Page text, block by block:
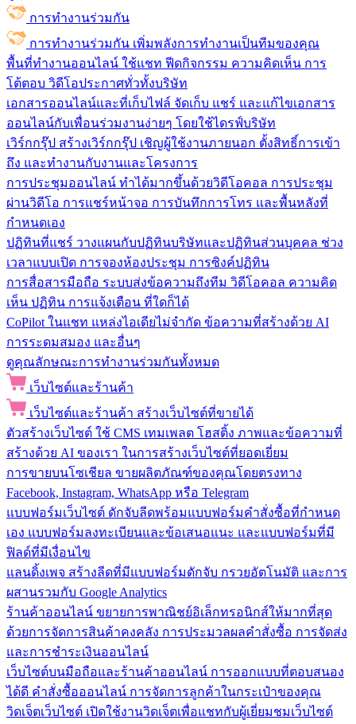
การทำงานร่วมกัน
การทำงานร่วมกัน เพิ่มพลังการทำงานเป็นทีมของคุณ
พื้นที่ทำงานออนไลน์ ใช้แชท ฟีดกิจกรรม ความคิดเห็น การ
โต้ตอบ วิดีโอประกาศทั่วทั้งบริษัท
เอกสารออนไลน์และที่เก็บไฟล์ จัดเก็บ แชร์ และแก้ไขเอกสาร
ออนไลน์กับเพื่อนร่วมงานง่ายๆ โดยใช้ไดรฟ์บริษัท
เวิร์กกรุ๊ป สร้างเวิร์กกรุ๊ป เชิญผู้ใช้งานภายนอก ตั้งสิทธิ์การเข้า
ถึง และทำงานกับงานและโครงการ
การประชุมออนไลน์ ทำได้มากขึ้นด้วยวิดีโอคอล การประชุม
ผ่านวิดีโอ การแชร์หน้าจอ การบันทึกการโทร และพื้นหลังที่
กำหนดเอง
ปฏิทินที่แชร์ วางแผนกับปฏิทินบริษัทและปฏิทินส่วนบุคคล ช่วง
เวลาแบบเปิด การจองห้องประชุม การซิงค์ปฏิทิน
การสื่อสารมือถือ ระบบส่งข้อความถึงทีม วิดีโอคอล ความคิด
เห็น ปฏิทิน การแจ้งเตือน ที่ใดก็ได้
CoPilot ในแชท แหล่งไอเดียไม่จำกัด ข้อความที่สร้างด้วย AI
การระดมสมอง และอื่นๆ
ดูคุณลักษณะการทำงานร่วมกันทั้งหมด
เว็บไซต์และร้านค้า
เว็บไซต์และร้านค้า สร้างเว็บไซต์ที่ขายได้
ตัวสร้างเว็บไซต์ ใช้ CMS เทมเพลต โฮสติ้ง ภาพและข้อความที่
สร้างด้วย AI ของเรา ในการสร้างเว็บไซต์ที่ยอดเยี่ยม
การขายบนโซเชียล ขายผลิตภัณฑ์ของคุณโดยตรงทาง
Facebook, Instagram, WhatsApp หรือ Telegram
แบบฟอร์มเว็บไซต์ ดักจับลีดพร้อมแบบฟอร์มคำสั่งซื้อที่กำหนด
เอง แบบฟอร์มลงทะเบียนและข้อเสนอแนะ และแบบฟอร์มที่มี
ฟิลด์ที่มีเงื่อนไข
แลนดิ้งเพจ สร้างลีดที่มีแบบฟอร์มดักจับ กรวยอัตโนมัติ และการ
ผสานรวมกับ Google Analytics
ร้านค้าออนไลน์ ขยายการพาณิชย์อิเล็กทรอนิกส์ให้มากที่สุด
ด้วยการจัดการสินค้าคงคลัง การประมวลผลคำสั่งซื้อ การจัดส่ง
และการชำระเงินออนไลน์
เว็บไซต์บนมือถือและร้านค้าออนไลน์ การออกแบบที่ตอบสนอง
ได้ดี คำสั่งซื้อออนไลน์ การจัดการลูกค้าในกระเป๋าของคุณ
วิดเจ็ตเว็บไซต์ เปิดใช้งานวิดเจ็ตเพื่อแชทกับผู้เยี่ยมชมเว็บไซต์